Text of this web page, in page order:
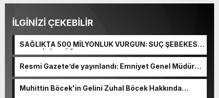
İLGİNİZİ ÇEKEBİLİR
SAĞLIKTA 500 MİLYONLUK VURGUN: SUÇ ŞEBEKESİ
KAÇIŞ İÇİN DÜĞMEYE BASTI!
Resmi Gazete’de yayınlandı: Emniyet Genel Müdürü
görevden alındı!
Muhittin Böcek'in Gelini Zuhal Böcek Hakkında